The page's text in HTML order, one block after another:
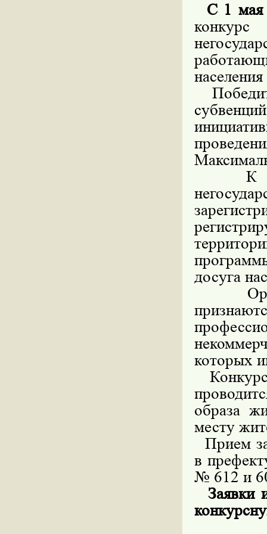
С 1
К
досуга
которых
образа
месту
Прием
в
№ 612 и
Заявки